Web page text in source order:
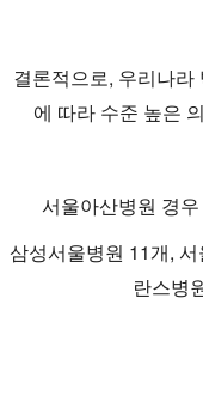
결론적으로, 우리나
에 따라 수준 높은
서울아산병원 경
삼성서울병원 11개,
란스병